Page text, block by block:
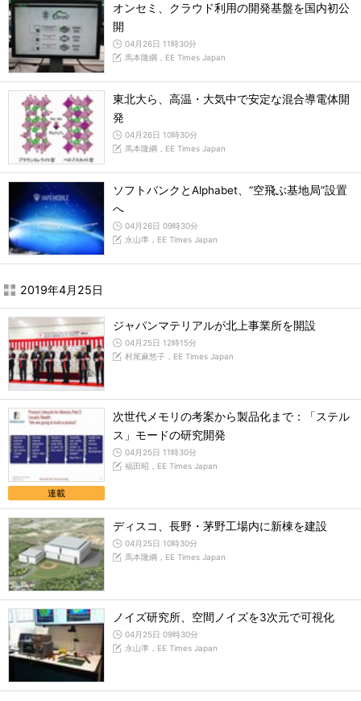
オンセミ、クラウド利用の開発基盤を国内初公
開
04月26日 11時30分
馬本隆綱，EE Times Japan
東北大ら、高温・大気中で安定な混合導電体開
発
04月26日 10時30分
馬本隆綱，EE Times Japan
ソフトバンクとAlphabet、“空飛ぶ基地局”設置
へ
04月26日 09時30分
永山準，EE Times Japan
2019年4月25日
ジャパンマテリアルが北上事業所を開設
04月25日 12時15分
村尾麻悠子，EE Times Japan
連載
次世代メモリの考案から製品化まで：「ステル
ス」モードの研究開発
04月25日 11時30分
福田昭，EE Times Japan
ディスコ、長野・茅野工場内に新棟を建設
04月25日 10時30分
馬本隆綱，EE Times Japan
ノイズ研究所、空間ノイズを3次元で可視化
04月25日 09時30分
永山準，EE Times Japan